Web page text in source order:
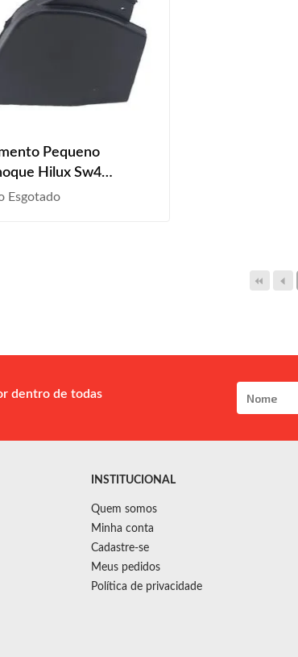
Pequeno
Hilux Sw4
2021 2022
Esgotado
dentro de todas
INSTITUCIONAL
Quem somos
Minha conta
Cadastre-se
Meus pedidos
Política de privacidade